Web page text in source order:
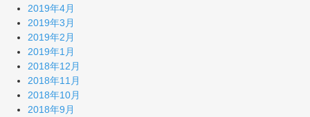
2019年4月
2019年3月
2019年2月
2019年1月
2018年12月
2018年11月
2018年10月
2018年9月